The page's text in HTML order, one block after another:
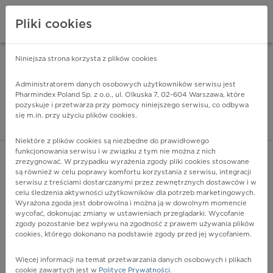
Pharmindex - lider
ZALOGUJ SIĘ
Q62.0 - Wrodzone wodonercze
Więcej na lekiicd10.pl
Pliki cookies
Niniejsza strona korzysta z plików cookies
Administratorem danych osobowych użytkowników serwisu jest
Pharmindex Poland Sp. z o.o., ul. Olkuska 7, 02-604 Warszawa, które
pozyskuje i przetwarza przy pomocy niniejszego serwisu, co odbywa
się m.in. przy użyciu plików cookies.
Niektóre z plików cookies są niezbędne do prawidłowego
funkcjonowania serwisu i w związku z tym nie można z nich
zrezygnować. W przypadku wyrażenia zgody pliki cookies stosowane
są również w celu poprawy komfortu korzystania z serwisu, integracji
serwisu z treściami dostarczanymi przez zewnętrznych dostawców i w
celu śledzenia aktywności użytkowników dla potrzeb marketingowych.
Wyrażona zgoda jest dobrowolna i można ją w dowolnym momencie
wycofać, dokonując zmiany w ustawieniach przeglądarki. Wycofanie
zgody pozostanie bez wpływu na zgodność z prawem używania plików
cookies, którego dokonano na podstawie zgody przed jej wycofaniem.
Więcej informacji na temat przetwarzania danych osobowych i plikach
cookie zawartych jest w Polityce Prywatności.
ZA DARMO - w Google Play INSTALUJ